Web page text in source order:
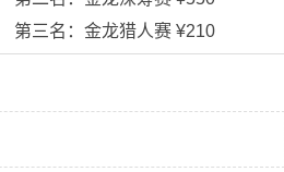
第三名：金龙猎人赛 ¥210